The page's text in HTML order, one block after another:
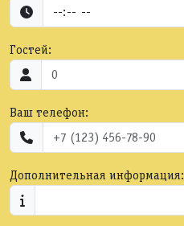
Гостей:
Ваш телефон:
Дополнительная информация: